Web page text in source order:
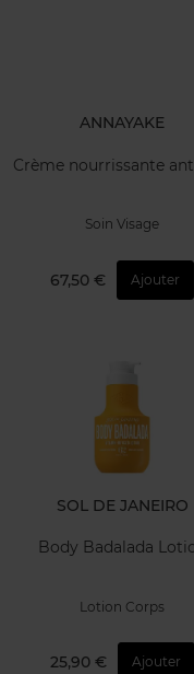
ANNAYAKE
Crème nourrissante
Soin Visage
67,50 € Ajouter
SOL DE JANEIRO
Body Badalada
Lotion Corps
25,90 € Ajouter